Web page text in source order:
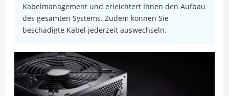
Kabelmanagement und erleichtert Ihnen den Aufbau
des gesamten Systems. Zudem können Sie
beschädigte Kabel jederzeit auswechseln.